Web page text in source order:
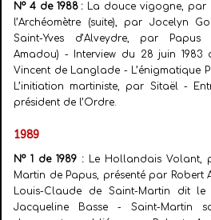
N° 4 de 1988 : La douce vigogne, par
l’Archéomètre (suite), par Jocelyn
Saint-Yves d’Alveydre, par
Amadou) - Interview du 28 juin 1983
Vincent de Langlade - L’énigmatique
L’initiation martiniste, par Sitaël -
président de l’Ordre.
1989
N° 1 de 1989 : Le Hollandais Volant,
Martin de Papus, présenté par Robert
Louis-Claude de Saint-Martin dit
Jacqueline Basse - Saint-Martin